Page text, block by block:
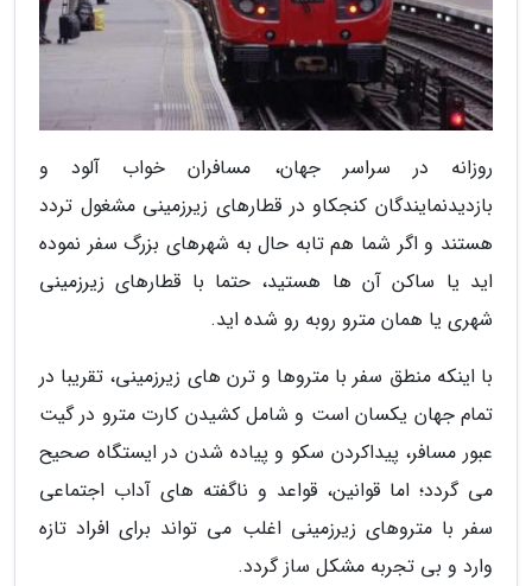
روزانه در سراسر جهان، مسافران خواب آلود و
بازدیدنمایندگان کنجکاو در قطارهای زیرزمینی مشغول تردد
هستند و اگر شما هم تابه حال به شهرهای بزرگ سفر نموده
اید یا ساکن آن ها هستید، حتما با قطارهای زیرزمینی
شهری یا همان مترو روبه رو شده اید.
با اینکه منطق سفر با متروها و ترن های زیرزمینی، تقریبا در
تمام جهان یکسان است و شامل کشیدن کارت مترو در گیت
عبور مسافر، پیداکردن سکو و پیاده شدن در ایستگاه صحیح
می گردد؛ اما قوانین، قواعد و ناگفته های آداب اجتماعی
سفر با متروهای زیرزمینی اغلب می تواند برای افراد تازه
وارد و بی تجربه مشکل ساز گردد.